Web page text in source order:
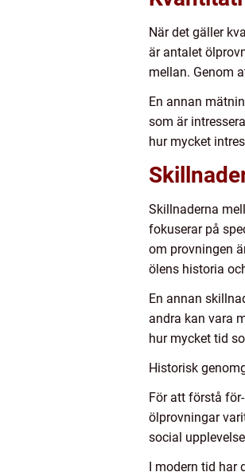
När det gäller
är antalet
mellan. Genom
En annan
som är
hur mycket
Skillnaderna
fokuserar på
om provningen
ölens historia
En annan
andra kan vara
hur mycket tid
Historisk
För att förstå
ölprovningar
social
I modern tid